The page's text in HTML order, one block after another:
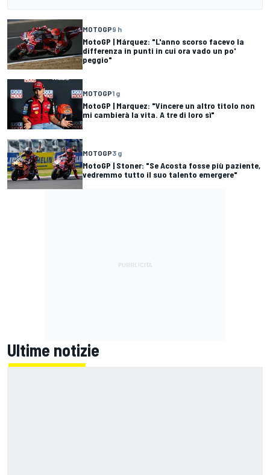
MOTOGP9 h
MotoGP | Márquez: "L'anno scorso facevo la
differenza in punti in cui ora vado un po'
peggio"
MOTOGP1 g
MotoGP | Marquez: "Vincere un altro titolo non
mi cambierà la vita. A tre di loro sì"
MOTOGP3 g
MotoGP | Stoner: "Se Acosta fosse più paziente,
vedremmo tutto il suo talento emergere"
Ultime notizie